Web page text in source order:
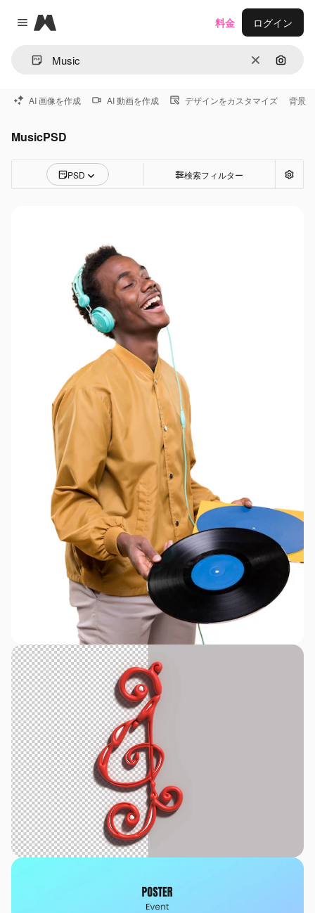
Close menu
Magnific
消去 画像で
料金 ログイン
AI 画像を作成 AI 動画を作成 デザインをカスタマイズ 背景
MusicPSD
PSD 検索フィルター